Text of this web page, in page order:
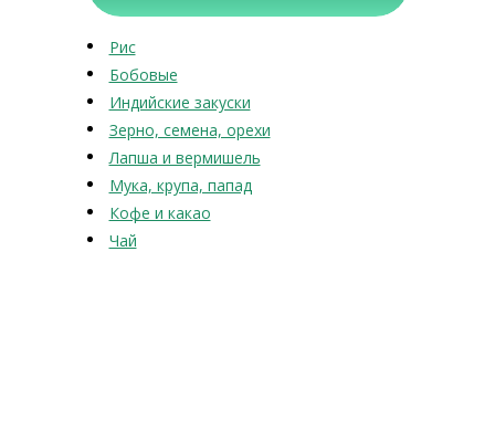
Рис
Бобовые
Индийские закуски
Зерно, семена, орехи
Лапша и вермишель
Мука, крупа, папад
Кофе и какао
Чай